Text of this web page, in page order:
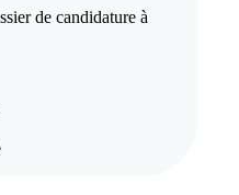
de candidature à